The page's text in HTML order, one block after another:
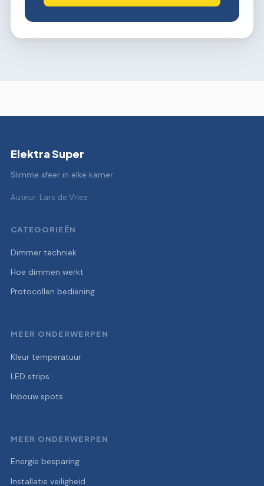
Elektra Super
Slimme sfeer in elke kamer.
Auteur: Lars de Vries
CATEGORIEËN
Dimmer techniek
Hoe dimmen werkt
Protocollen bediening
MEER ONDERWERPEN
Kleur temperatuur
LED strips
Inbouw spots
MEER ONDERWERPEN
Energie besparing
Installatie veiligheid